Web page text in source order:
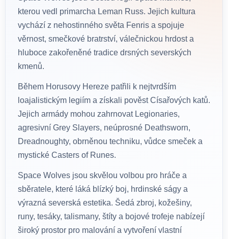
kterou vedl primarcha Leman Russ. Jejich kultura
vychází z nehostinného světa Fenris a spojuje
věrnost, smečkové bratrství, válečnickou hrdost a
hluboce zakořeněné tradice drsných severských
kmenů.
Během Horusovy Hereze patřili k nejtvrdším
loajalistickým legiím a získali pověst Císařových katů.
Jejich armády mohou zahrnovat Legionaries,
agresivní Grey Slayers, neúprosné Deathsworn,
Dreadnoughty, obrněnou techniku, vůdce smeček a
mystické Casters of Runes.
Space Wolves jsou skvělou volbou pro hráče a
sběratele, které láká blízký boj, hrdinské ságy a
výrazná severská estetika. Šedá zbroj, kožešiny,
runy, tesáky, talismany, štíty a bojové trofeje nabízejí
široký prostor pro malování a vytvoření vlastní